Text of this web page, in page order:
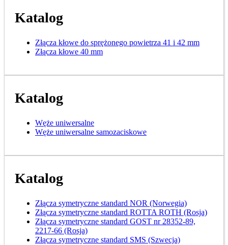
Katalog
Złącza kłowe do sprężonego powietrza 41 i 42 mm
Złącza kłowe 40 mm
Katalog
Węże uniwersalne
Węże uniwersalne samozaciskowe
Katalog
Złącza symetryczne standard NOR (Norwegia)
Złącza symetryczne standard ROTTA ROTH (Rosja)
Złącza symetryczne standard GOST nr 28352-89,
2217-66 (Rosja)
Złącza symetryczne standard SMS (Szwecja)